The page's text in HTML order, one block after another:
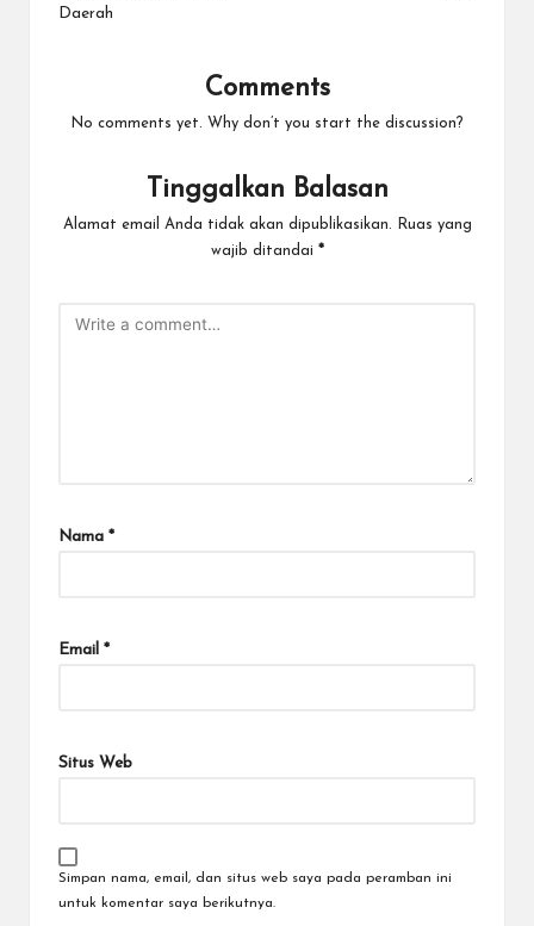
Daerah
Comments
No comments yet. Why don’t you start the discussion?
Tinggalkan Balasan
Alamat email Anda tidak akan dipublikasikan.
Ruas yang
wajib ditandai *
Nama *
Email *
Situs Web
Simpan nama, email, dan situs web saya pada peramban ini
untuk komentar saya berikutnya.